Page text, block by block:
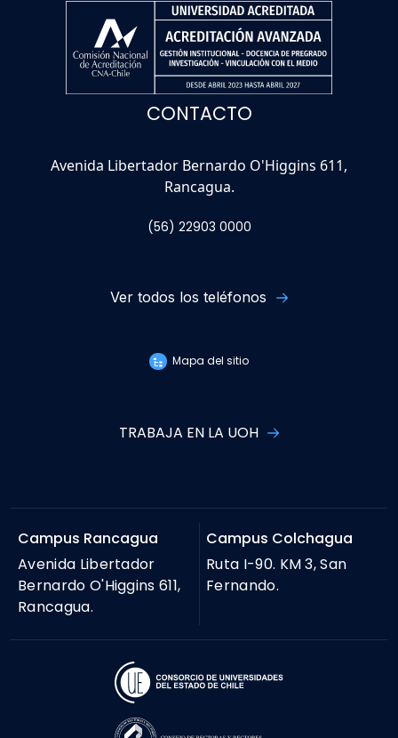
CONTACTO
Avenida Libertador Bernardo O'Higgins 611,
Rancagua.
(56) 22903 0000
Ver todos los teléfonos
Mapa del sitio
TRABAJA EN LA UOH
Campus Rancagua
Avenida Libertador
Bernardo O'Higgins 611,
Rancagua.
Campus Colchagua
Ruta I-90. KM 3, San
Fernando.